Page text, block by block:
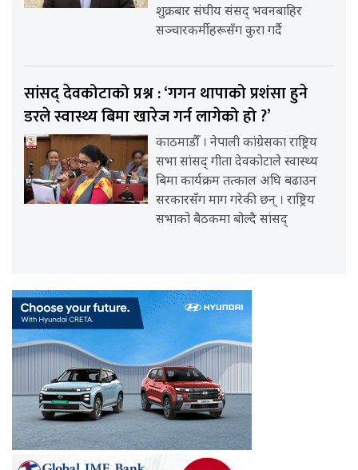
शुक्रबार संघीय संसद् भवनबाहिर
सञ्चारकर्मीहरूसँग कुरा गर्दै
सांसद् देवकोटाको प्रश्न : ‘गगन थापाको प्रशंसा हुने
डरले स्वास्थ्य बिमा खारेज गर्न लागेको हो ?’
काठमाडौँ । नेपाली कांग्रेसका राष्ट्रिय
सभा सांसद् गीता देवकोटाले स्वास्थ्य
बिमा कार्यक्रम तत्काल अघि बढाउन
सरकारसँग माग गरेकी छन् । राष्ट्रिय
सभाको बैठकमा बोल्दै सांसद्